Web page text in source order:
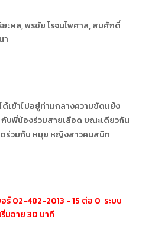
ะผล, พรชัย โรจนไพศาล, สมศักดิ์
า
เข้าไปอยู่ท่ามกลางความขัดแย้ง
บพี่น้องร่วมสายเลือด ขณะเดียวกัน
ร่วมกับ หมุย หญิงสาวคนสนิท
ร์ 02-482-2013 - 15 ต่อ 0 ระบบ
มฉาย 30 นาที